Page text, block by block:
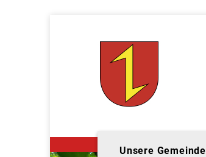
Unsere Gemeinde